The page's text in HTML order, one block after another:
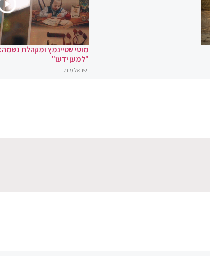
מוטי שטיינמץ ומקהלת נשמה:
"למען ידעו"
ישראל מונק